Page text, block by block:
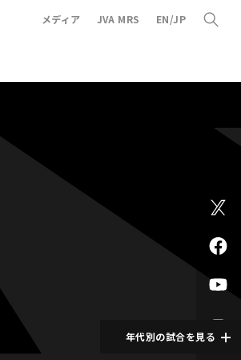
メディア JVA MRS EN/JP
年代別の試合を見る